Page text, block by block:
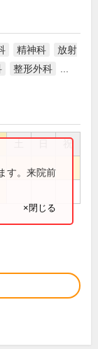
精神科
放射
整形外科
祝
す。来院前
×閉じる